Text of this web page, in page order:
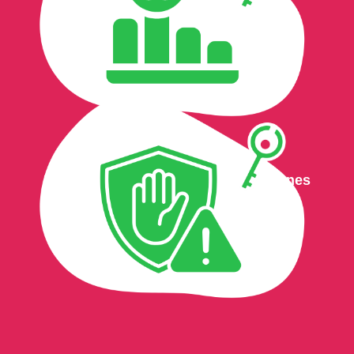
pueden afectar el bienestar.
Información para la toma de decisiones
Reportes e indicadores que permiten conocer el
comportamiento de la población atendida.